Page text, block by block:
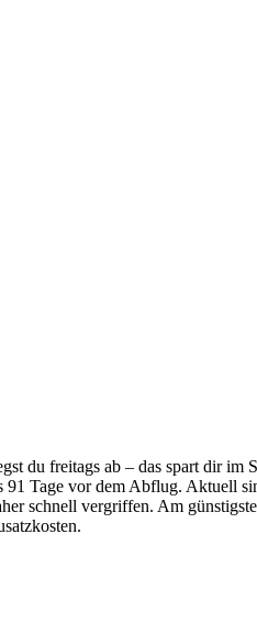
du freitags ab – das spart dir im
Tage vor dem Abflug.
schnell vergriffen. Am